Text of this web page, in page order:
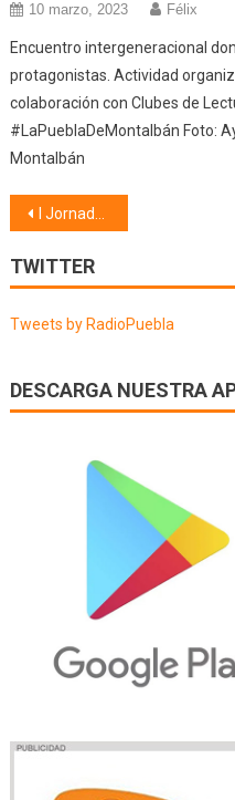
10 marzo, 2023 Félix
Encuentro intergeneracional
protagonistas. Actividad
colaboración con Clubes de
#LaPueblaDeMontalbán Foto:
Montalbán
Navegación
de
entradas
I Jornada del Voluntariado (02/12/22)
TWITTER
Tweets by RadioPuebla
DESCARGA NUESTRA